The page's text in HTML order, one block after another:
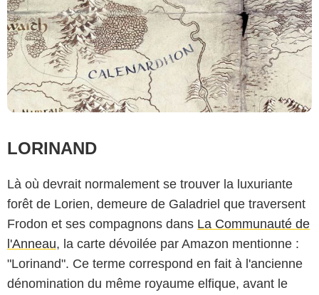
LORINAND
Là où devrait normalement se trouver la luxuriante
forêt de Lorien, demeure de Galadriel que traversent
Frodon et ses compagnons dans La Communauté de
l'Anneau, la carte dévoilée par Amazon mentionne :
"Lorinand". Ce terme correspond en fait à l'ancienne
dénomination du même royaume elfique, avant le